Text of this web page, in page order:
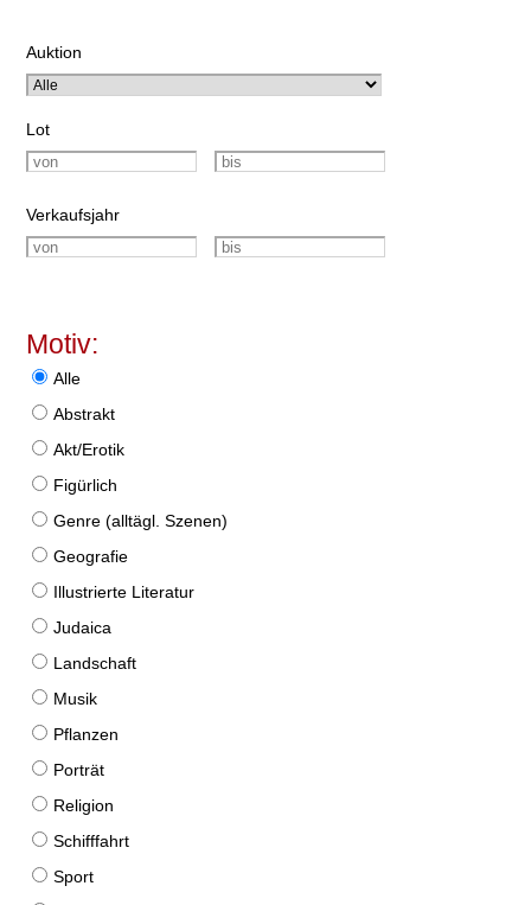
Auktion
Lot
Verkaufsjahr
Motiv:
Alle
Abstrakt
Akt/Erotik
Figürlich
Genre (alltägl. Szenen)
Geografie
Illustrierte Literatur
Judaica
Landschaft
Musik
Pflanzen
Porträt
Religion
Schifffahrt
Sport